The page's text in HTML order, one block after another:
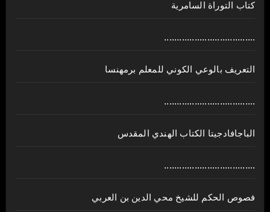
كتاب التوراة السامرية
....................................
ﺍﻟﺘﻌﺮﻳﻒ ﺑﺎﻟﻮﻋﻲ ﺍﻟﻜﻮﻧﻲ للمعلم برمهنسا
....................................
الباجافادجيتا الكتاب الهندي المقدس
....................................
فصوص الحكم للشيخ محي الدين بن العربي